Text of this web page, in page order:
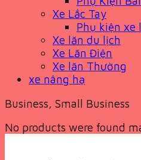
Xe Lắc Tay
Phụ kiện xe
Xe lăn du lịch
Xe Lăn Điện
Xe lăn Thường
xe nâng hạ
Business, Small Business
No products were found